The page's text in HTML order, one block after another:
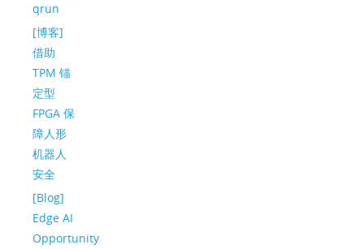
qrun
[博客]
借助
TPM 锚
定型
FPGA 保
障人形
机器人
安全
[Blog]
Edge AI
Opportunity